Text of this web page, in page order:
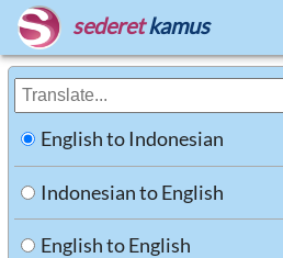
sederet kamus
English to Indonesian
Indonesian to English
English to English